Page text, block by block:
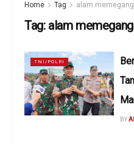
Home Tag alam memegang
Tag: alam
TNI/POLRI
BY